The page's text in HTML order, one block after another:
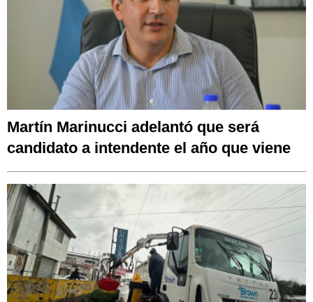
Martín Marinucci adelantó que será
candidato a intendente el año que viene